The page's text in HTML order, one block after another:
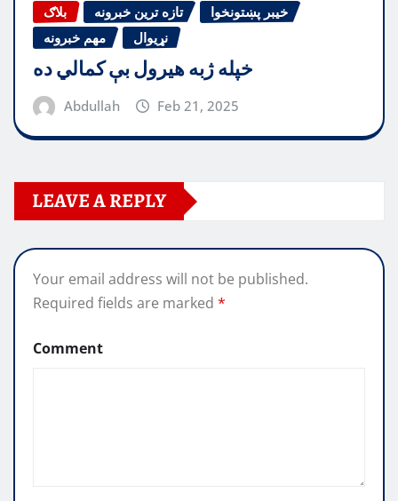
بلاګ تازه ترین خبرونه
خیبر پښتونخوا
مهم خبرونه
نړیوال
خپله ژبه هیرول بې کمالي ده
Abdullah Feb 21, 2025
LEAVE A REPLY
Your email address will not be published.
Required fields are marked *
Comment